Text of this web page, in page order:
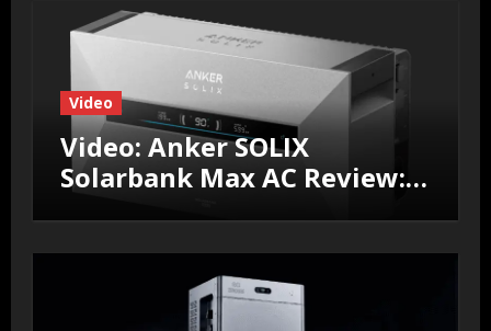
Video
Video: Anker SOLIX
Solarbank Max AC Review:
Efficiëntie, prestaties &